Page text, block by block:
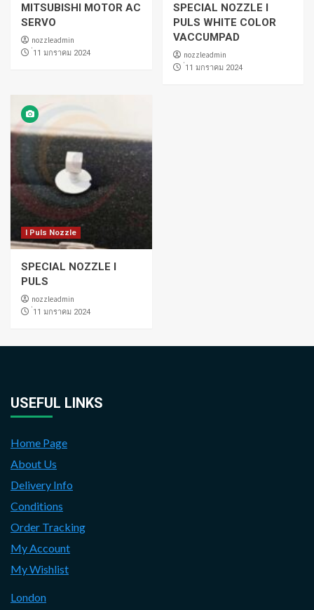
MITSUBISHI MOTOR AC
SERVO
nozzleadmin
่11 มกราคม 2024
SPECIAL NOZZLE I
PULS WHITE COLOR
VACCUMPAD
nozzleadmin
่11 มกราคม 2024
I Puls Nozzle
SPECIAL NOZZLE I
PULS
nozzleadmin
่11 มกราคม 2024
USEFUL LINKS
Home Page
About Us
Delivery Info
Conditions
Order Tracking
My Account
My Wishlist
London